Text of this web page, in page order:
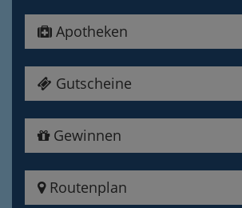
Apotheken
Gutscheine
Gewinnen
Routenplan